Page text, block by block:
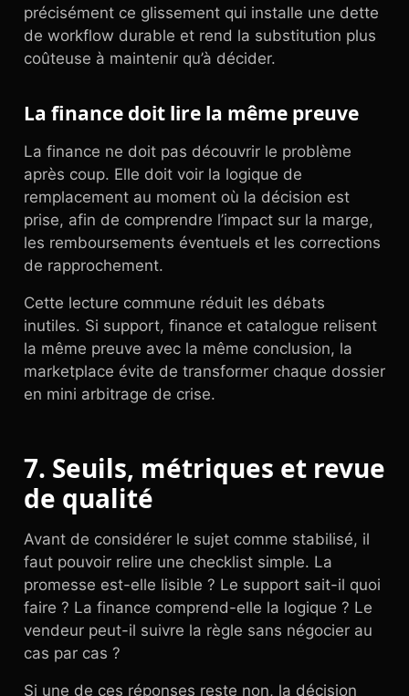
précisément ce glissement qui installe une dette
de workflow durable et rend la substitution plus
coûteuse à maintenir qu’à décider.
La finance doit lire la même preuve
La finance ne doit pas découvrir le problème
après coup. Elle doit voir la logique de
remplacement au moment où la décision est
prise, afin de comprendre l’impact sur la marge,
les remboursements éventuels et les corrections
de rapprochement.
Cette lecture commune réduit les débats
inutiles. Si support, finance et catalogue relisent
la même preuve avec la même conclusion, la
marketplace évite de transformer chaque dossier
en mini arbitrage de crise.
7. Seuils, métriques et revue
de qualité
Avant de considérer le sujet comme stabilisé, il
faut pouvoir relire une checklist simple. La
promesse est-elle lisible ? Le support sait-il quoi
faire ? La finance comprend-elle la logique ? Le
vendeur peut-il suivre la règle sans négocier au
cas par cas ?
Si une de ces réponses reste non, la décision